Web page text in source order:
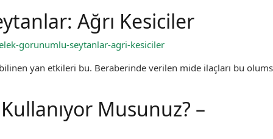
Ağrı Kesiciler
gorunumlu-seytanlar-agri-kesiciler
yan etkileri bu. Beraberinde verilen mide ilaçları bu
Musunuz? –